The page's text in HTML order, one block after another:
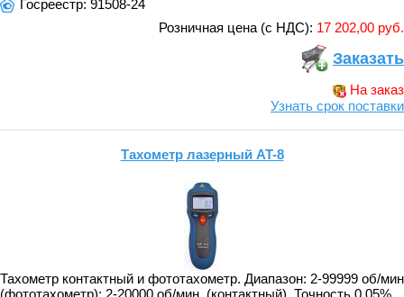
Госреестр: 91508-24
Розничная цена (с НДС): 17 202,00 руб.
Заказать
На заказ
Узнать срок поставки
Тахометр лазерный AT-8
Тахометр контактный и фототахометр. Диапазон: 2-99999 об/мин
(фототахометр); 2-20000 об/мин. (контактный). Точность 0,05%.